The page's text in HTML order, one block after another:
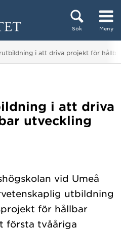
Sök Meny
i att driva projekt för
i att driva
utveckling
vid Umeå
utbildning
för hållbar
första tvååriga